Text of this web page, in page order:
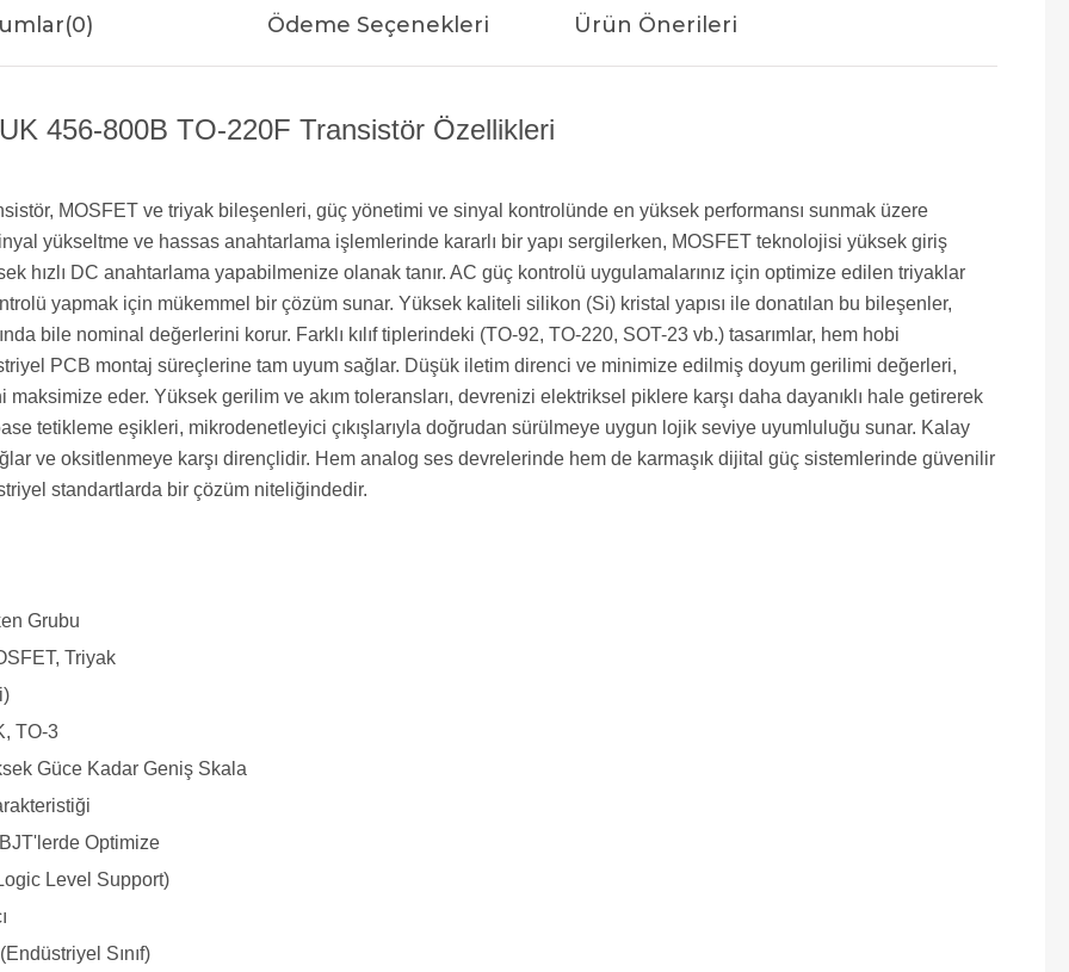
(0) Ödeme Seçenekleri Ürün Önerileri
456-800B TO-220F Transistör Özellikleri
MOSFET ve triyak bileşenleri, güç yönetimi ve sinyal kontrolünde en yüksek performansı sunmak üzere
yükseltme ve hassas anahtarlama işlemlerinde kararlı bir yapı sergilerken, MOSFET teknolojisi yüksek giriş
hızlı DC anahtarlama yapabilmenize olanak tanır. AC güç kontrolü uygulamalarınız için optimize edilen triyaklar
yapmak için mükemmel bir çözüm sunar. Yüksek kaliteli silikon (Si) kristal yapısı ile donatılan bu bileşenler,
bile nominal değerlerini korur. Farklı kılıf tiplerindeki (TO-92, TO-220, SOT-23 vb.) tasarımlar, hem hobi
PCB montaj süreçlerine tam uyum sağlar. Düşük iletim direnci ve minimize edilmiş doyum gerilimi değerleri,
eder. Yüksek gerilim ve akım toleransları, devrenizi elektriksel piklere karşı daha dayanıklı hale getirerek
tetikleme eşikleri, mikrodenetleyici çıkışlarıyla doğrudan sürülmeye uygun lojik seviye uyumluluğu sunar. Kalay
ve oksitlenmeye karşı dirençlidir. Hem analog ses devrelerinde hem de karmaşık dijital güç sistemlerinde güvenilir
standartlarda bir çözüm niteliğindedir.
Grubu
Triyak
TO-3
Güce Kadar Geniş Skala
Optimize
Level Support)
Sınıf)